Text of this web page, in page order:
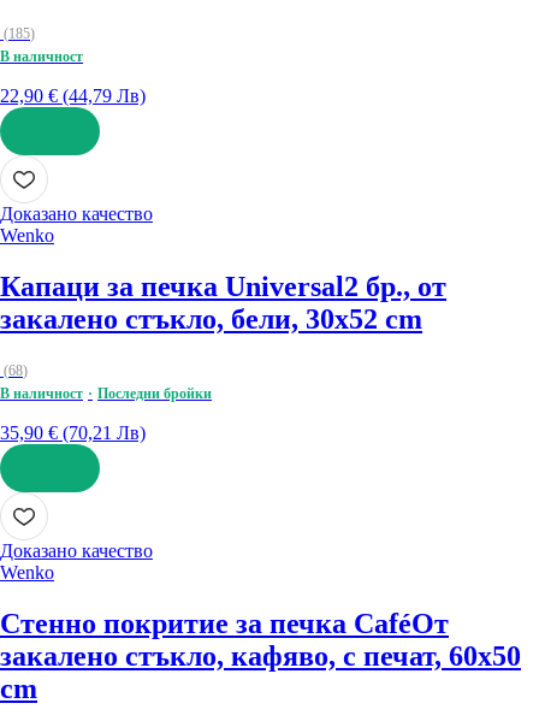
(185)
В наличност
22,90 € (44,79 Лв)
ДОБАВИ
Доказано качество
Wenko
Капаци за печка Universal 2 бр., от
закалено стъкло, бели, 30x52 cm
(68)
В наличност
Последни бройки
35,90 € (70,21 Лв)
ДОБАВИ
Доказано качество
Wenko
Стенно покритие за печка CaféОт
закалено стъкло, кафяво, с печат, 60x50
cm